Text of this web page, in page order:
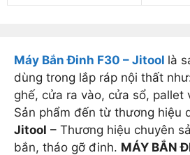
Máy Bắn Đinh F30 – Jitool là
dùng trong lắp ráp nội thất
ghế, cửa ra vào, cửa sổ, pallet
Sản phẩm đến từ thương hiệu
Jitool – Thương hiệu chuyên
bắn, tháo gỡ đinh. MÁY BẮN